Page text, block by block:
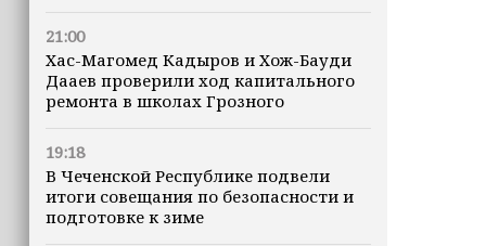
21:00
Хас-Магомед Кадыров и Хож-Бауди
Дааев проверили ход капитального
ремонта в школах Грозного
19:18
В Чеченской Республике подвели
итоги совещания по безопасности и
подготовке к зиме